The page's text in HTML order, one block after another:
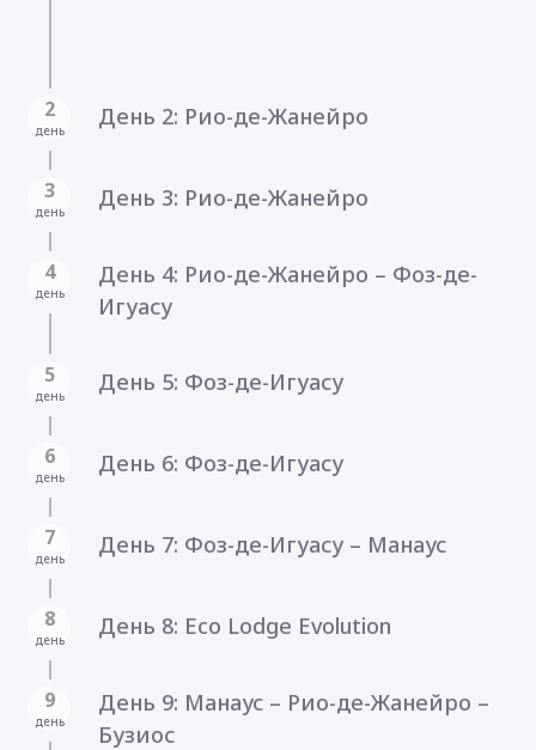
2
день День 2: Рио-де-Жанейро
3
день День 3: Рио-де-Жанейро
4
день
День 4: Рио-де-Жанейро – Фоз-де-
Игуасу
5
день День 5: Фоз-де-Игуасу
6
день День 6: Фоз-де-Игуасу
7
день День 7: Фоз-де-Игуасу – Манаус
8
день День 8: Eco Lodge Evolution
9
день
День 9: Манаус – Рио-де-Жанейро –
Бузиос